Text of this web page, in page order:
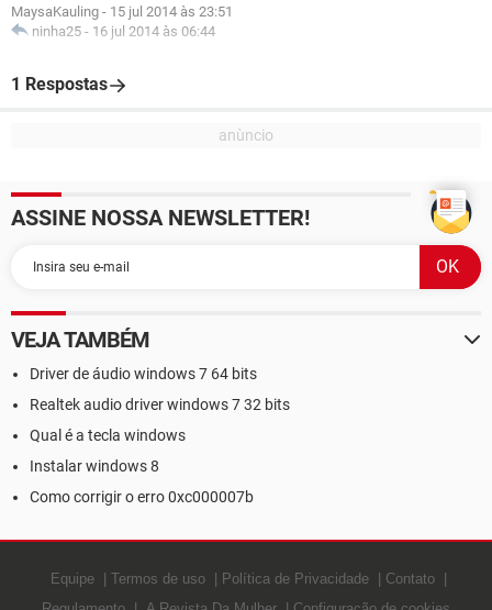
MaysaKauling - 15 jul 2014 às 23:51
ninha25 - 16 jul 2014 às 06:44
1 Respostas
ASSINE NOSSA NEWSLETTER!
VEJA TAMBÉM
Driver de áudio windows 7 64 bits
Realtek audio driver windows 7 32 bits
Qual é a tecla windows
Instalar windows 8
Como corrigir o erro 0xc000007b
Equipe Termos de uso Política de Privacidade
Contato